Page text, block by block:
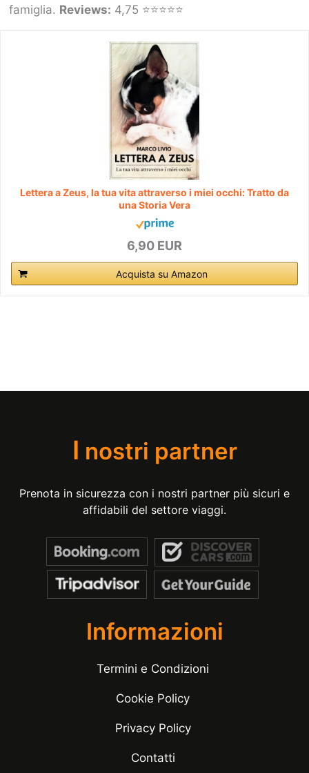
famiglia. Reviews: 4,75 ⭐⭐⭐⭐⭐
Lettera a Zeus, la tua vita attraverso i miei occhi: Tratto da
una Storia Vera
6,90 EUR
Acquista su Amazon
I nostri partner
Prenota in sicurezza con i nostri partner più sicuri e
affidabili del settore viaggi.
Informazioni
Termini e Condizioni
Cookie Policy
Privacy Policy
Contatti